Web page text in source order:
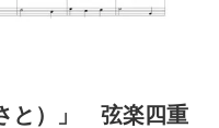
と）」 弦楽四重